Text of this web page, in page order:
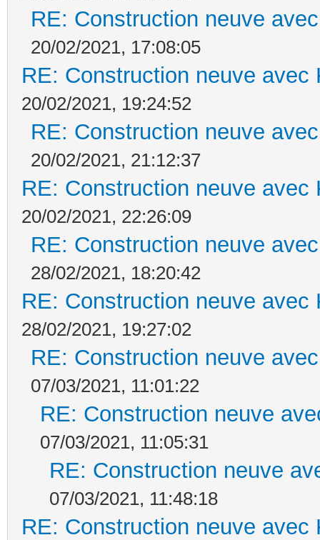
RE: Construction neuve
20/02/2021, 17:08:05
RE: Construction neuve avec
20/02/2021, 19:24:52
RE: Construction neuve
20/02/2021, 21:12:37
RE: Construction neuve avec
20/02/2021, 22:26:09
RE: Construction neuve
28/02/2021, 18:20:42
RE: Construction neuve avec
28/02/2021, 19:27:02
RE: Construction neuve
07/03/2021, 11:01:22
RE: Construction neuve
07/03/2021, 11:05:31
RE: Construction neuve
07/03/2021, 11:48:18
RE: Construction neuve avec